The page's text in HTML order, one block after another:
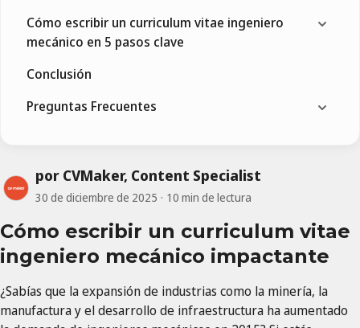
por CVMaker, Content Specialist
30 de diciembre de 2025 10 min de lectura
Cómo escribir un curriculum vitae
ingeniero mecánico impactante
¿Sabías que la expansión de industrias como la minería, la
manufactura y el desarrollo de infraestructura ha aumentado
Cómo escribir un curriculum vitae ingeniero
mecánico en 5 pasos clave
Conclusión
Preguntas Frecuentes